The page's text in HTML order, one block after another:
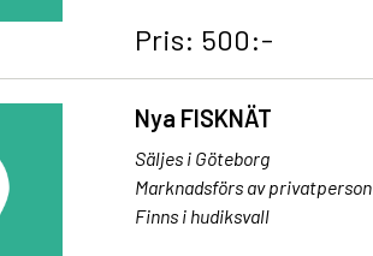
Pris: 500:-
Nya FISKNÄT
Säljes i Göteborg
Marknadsförs av privatperson
Finns i hudiksvall